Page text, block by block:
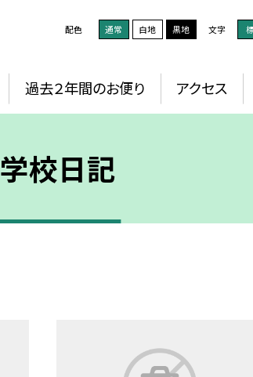
配色 通常 白地 黒地 文字
過去２年間のお便り アクセス
学校日記